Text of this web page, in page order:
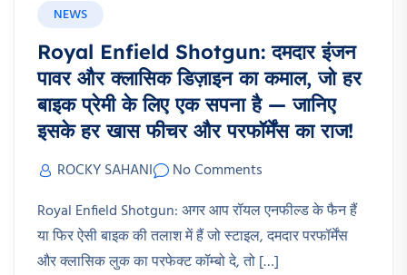
NEWS
Royal Enfield Shotgun: दमदार इंजन
पावर और क्लासिक डिज़ाइन का कमाल, जो हर
बाइक प्रेमी के लिए एक सपना है — जानिए
इसके हर खास फीचर और परफॉर्मेंस का राज!
ROCKY SAHANI
No Comments
Royal Enfield Shotgun: अगर आप रॉयल एनफील्ड के फैन हैं
या फिर ऐसी बाइक की तलाश में हैं जो स्टाइल, दमदार परफॉर्मेंस
और क्लासिक लुक का परफेक्ट कॉम्बो दे, तो […]